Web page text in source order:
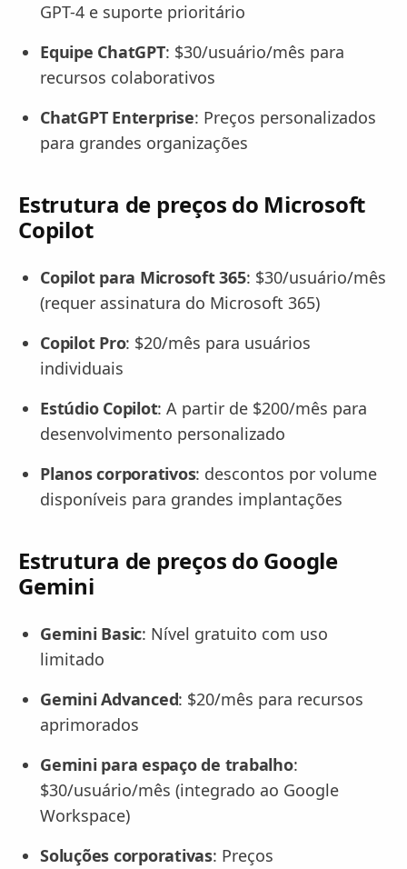
GPT-4 e suporte prioritário
Equipe ChatGPT: $30/usuário/mês para
recursos colaborativos
ChatGPT Enterprise: Preços personalizados
para grandes organizações
Estrutura de preços do Microsoft
Copilot
Copilot para Microsoft 365: $30/usuário/mês
(requer assinatura do Microsoft 365)
Copilot Pro: $20/mês para usuários
individuais
Estúdio Copilot: A partir de $200/mês para
desenvolvimento personalizado
Planos corporativos: descontos por volume
disponíveis para grandes implantações
Estrutura de preços do Google
Gemini
Gemini Basic: Nível gratuito com uso
limitado
Gemini Advanced: $20/mês para recursos
aprimorados
Gemini para espaço de trabalho:
$30/usuário/mês (integrado ao Google
Workspace)
Soluções corporativas: Preços